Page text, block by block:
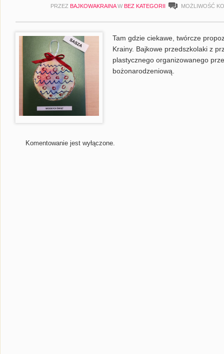
PRZEZ BAJKOWAKRAINA W BEZ KATEGORII MOŻLIWOŚĆ
Tam gdzie ciekawe, twórcze
Krainy. Bajkowe przedszkolaki z
plastycznego organizowanego
bożonarodzeniową.
Komentowanie jest wyłączone.